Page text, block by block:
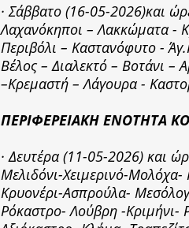
· Σάββατο (16-05-2026)και
Λαχανόκηποι – Λακκώματα -
Περιβόλι – Καστανόφυτο -
Βέλος – Διαλεκτό – Βοτάνι
–Κρεμαστή – Λάγουρα -
ΠΕΡΙΦΕΡΕΙΑΚΗ ΕΝΟΤΗΤΑ
· Δευτέρα (11-05-2026) και
Μελιδόνι-Χειμερινό-
Κρυονέρι-Ασπρούλα-
Ρόκαστρο- Λούβρη -Κριμήνι-